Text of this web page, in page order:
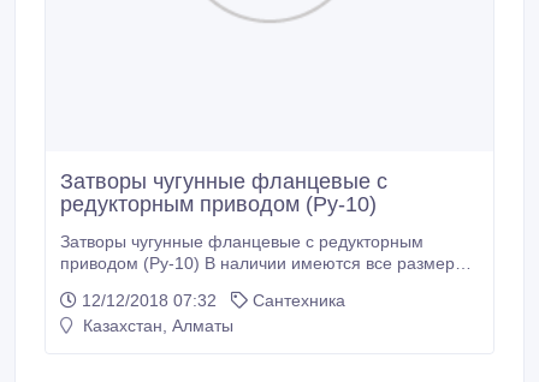
Затворы чугунные фланцевые с
редукторным приводом (Ру-10)
Затворы чугунные фланцевые с редукторным
приводом (Ру-10) В наличии имеются все размеры.
Казахстану. Все вопросы по ценам, условиям
доставки и скидкам можно задать нашим
12/12/2018 07:32
Сантехника
Казахстан, Алматы